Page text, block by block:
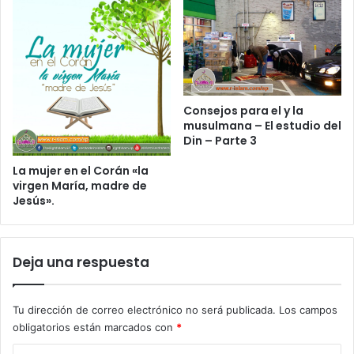
La mujer en el Corán «la
virgen María, madre de
Jesús».
Consejos para el y la
musulmana – El estudio del
Din – Parte 3
Deja una respuesta
Tu dirección de correo electrónico no será publicada. Los campos
obligatorios están marcados con *